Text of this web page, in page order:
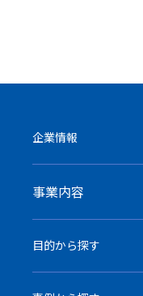
企業情報
事業内容
目的から探す